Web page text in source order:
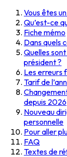
Vous êtes
Qu’est-ce
Fiche mémo
Dans quels
Quelles
président ?
Les erreurs
Tarif de
depuis 2026
Nouveau
personnelle
Pour aller
FAQ
Textes de